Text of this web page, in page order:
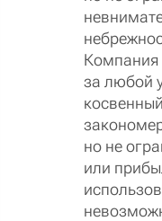
Компания
за любой
но не
или